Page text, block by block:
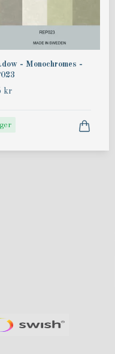
- Monochromes -
kr